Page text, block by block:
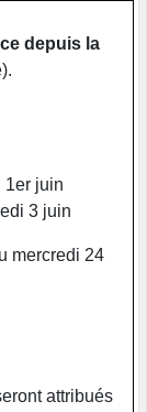
depuis la
1er juin
3 juin
mercredi 24
attribués